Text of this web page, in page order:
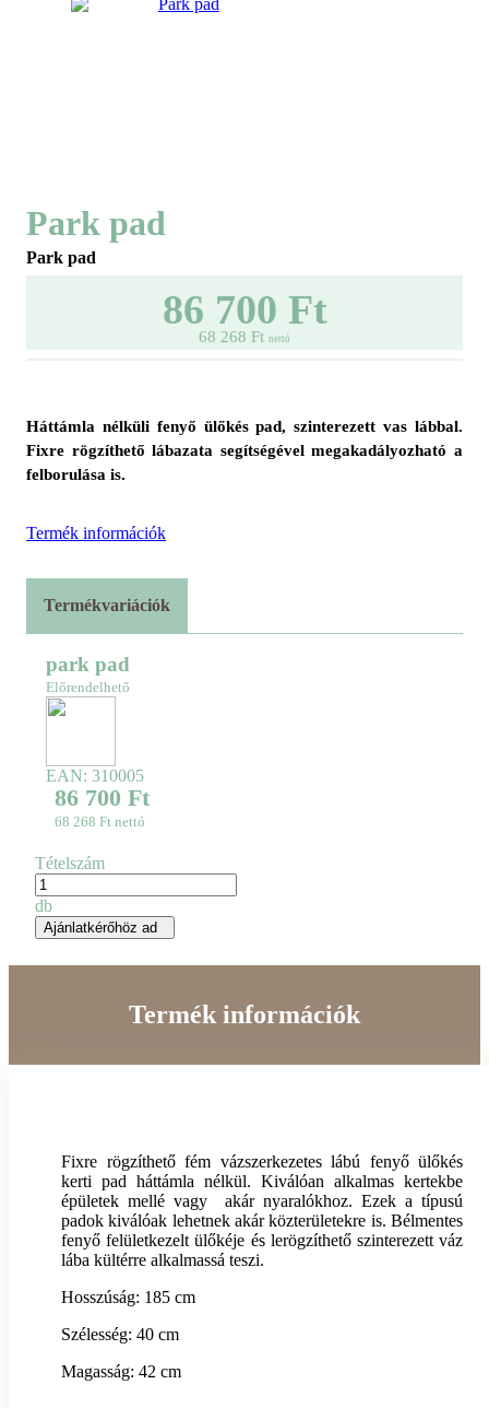
Park pad
Park pad
86 700 Ft
68 268 Ft nettó
Háttámla nélküli fenyő ülőkés pad, szinterezett vas lábbal.
Fixre rögzíthető lábazata segítségével megakadályozható a
felborulása is.
Termék információk
Termékvariációk
park pad
Előrendelhető
EAN: 310005
86 700 Ft
68 268 Ft nettó
Tételszám
db
Ajánlatkérőhöz ad
Termék információk
Fixre rögzíthető fém vázszerkezetes lábú fenyő ülőkés
kerti pad háttámla nélkül. Kiválóan alkalmas kertekbe
épületek mellé vagy akár nyaralókhoz. Ezek a típusú
padok kiválóak lehetnek akár közterületekre is. Bélmentes
fenyő felületkezelt ülőkéje és lerögzíthető szinterezett váz
lába kültérre alkalmassá teszi.
Hosszúság: 185 cm
Szélesség: 40 cm
Magasság: 42 cm